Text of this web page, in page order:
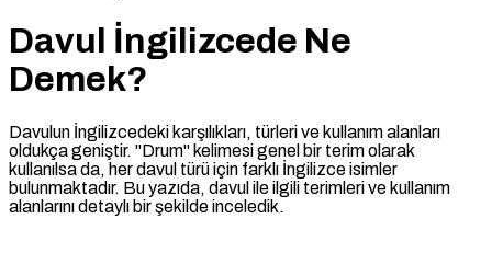
Davul İngilizcede Ne
Demek?
Davulun İngilizcedeki karşılıkları, türleri ve kullanım alanları
oldukça geniştir. "Drum" kelimesi genel bir terim olarak
kullanılsa da, her davul türü için farklı İngilizce isimler
bulunmaktadır. Bu yazıda, davul ile ilgili terimleri ve kullanım
alanlarını detaylı bir şekilde inceledik.